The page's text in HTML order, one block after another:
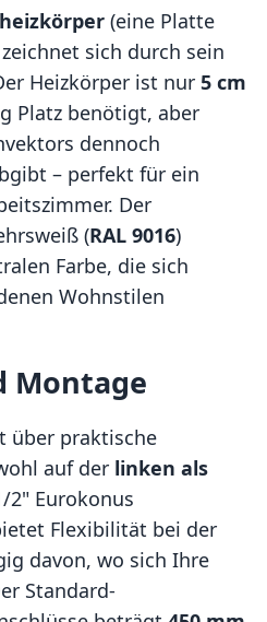
(eine Platte
sich durch sein
Heizkörper ist nur 5 cm
Platz benötigt, aber
dennoch
– perfekt für ein
Der
(RAL 9016)
Farbe, die sich
Wohnstilen
Montage
über praktische
auf der linken als
2" Eurokonus
Flexibilität bei der
davon, wo sich Ihre
Standard-